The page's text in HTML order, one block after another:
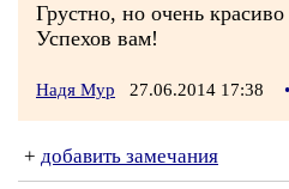
Грустно, но очень красиво
Успехов вам!
Надя Мур 27.06.2014 17:38 •
+ добавить замечания